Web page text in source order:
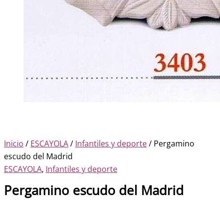
Inicio / ESCAYOLA/ Infantiles y deporte/ Pergamino
escudo del Madrid
ESCAYOLA, Infantiles y deporte
Pergamino escudo del Madrid